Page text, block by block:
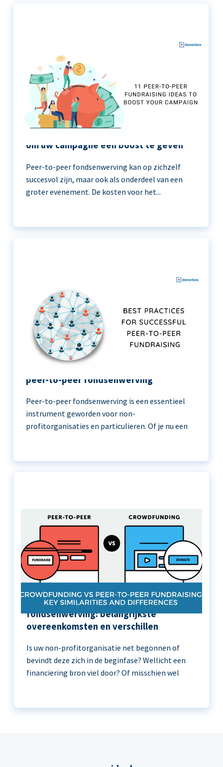
om uw campagne een boost te geven
Peer-to-peer fondsenwerving kan op zichzelf
succesvol zijn, maar ook als onderdeel van een
groter evenement. De kosten voor het...
11 beste praktijken voor succesvolle
peer-to-peer fondsenwerving
Peer-to-peer fondsenwerving is een essentieel
instrument geworden voor non-
profitorganisaties en particulieren. Of je nu een
Crowdfunding versus peer-to-peer
fondsenwerving: belangrijkste
overeenkomsten en verschillen
Is uw non-profitorganisatie net begonnen of
bevindt deze zich in de beginfase? Wellicht een
financiering bron viel door? Of misschien wel